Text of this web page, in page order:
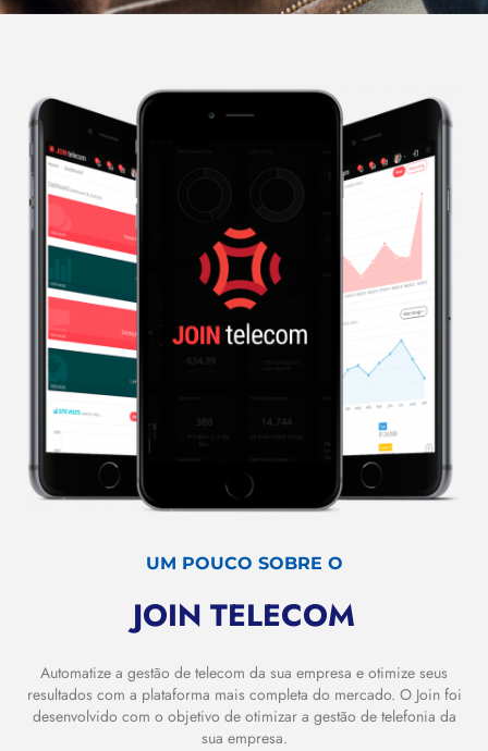
UM POUCO SOBRE O
JOIN TELECOM
Automatize a gestão de telecom da sua empresa e otimize seus
resultados com a plataforma mais completa do mercado. O Join foi
desenvolvido com o objetivo de otimizar a gestão de telefonia da
sua empresa.